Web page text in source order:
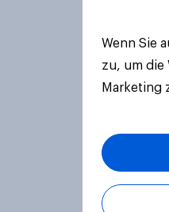
Wenn Sie
zu, um die
Marketing